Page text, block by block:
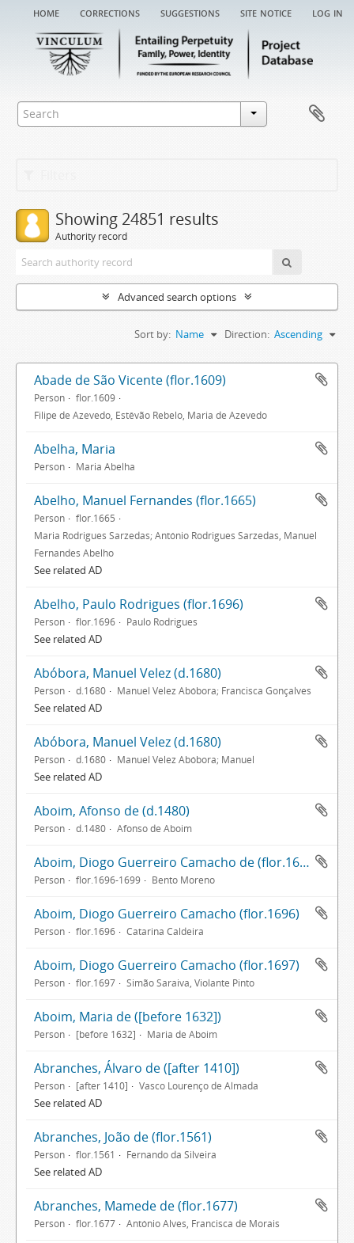
home corrections suggestions site notice log in
Showing 24851 results
Authority record
Advanced search options
Sort by: Name Direction: Ascending
Abade de São Vicente (flor.1609)
Person
flor.1609
Filipe de Azevedo, Estêvão Rebelo, Maria de Azevedo
Abelha, Maria
Person Maria Abelha
Abelho, Manuel Fernandes (flor.1665)
Person
flor.1665
Maria Rodrigues Sarzedas; António Rodrigues Sarzedas, Manuel
Fernandes Abelho
See related AD
Abelho, Paulo Rodrigues (flor.1696)
Person flor.1696 Paulo Rodrigues
See related AD
Abóbora, Manuel Velez (d.1680)
Person d.1680 Manuel Velez Abóbora; Francisca Gonçalves
See related AD
Abóbora, Manuel Velez (d.1680)
Person d.1680 Manuel Velez Abóbora; Manuel
See related AD
Aboim, Afonso de (d.1480)
Person d.1480 Afonso de Aboim
Aboim, Diogo Guerreiro Camacho de (flor.1696-1699)
Person flor.1696-1699 Bento Moreno
Aboim, Diogo Guerreiro Camacho (flor.1696)
Person flor.1696 Catarina Caldeira
Aboim, Diogo Guerreiro Camacho (flor.1697)
Person flor.1697 Simão Saraiva, Violante Pinto
Aboim, Maria de ([before 1632])
Person [before 1632] Maria de Aboim
Abranches, Álvaro de ([after 1410])
Person [after 1410] Vasco Lourenço de Almada
See related AD
Abranches, João de (flor.1561)
Person flor.1561 Fernando da Silveira
See related AD
Abranches, Mamede de (flor.1677)
Person flor.1677 António Alves, Francisca de Morais